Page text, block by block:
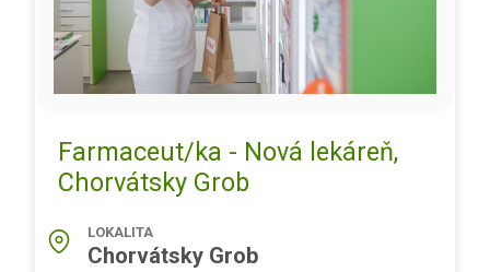
Farmaceut/ka - Nová lekáreň,
Chorvátsky Grob
LOKALITA
Chorvátsky Grob